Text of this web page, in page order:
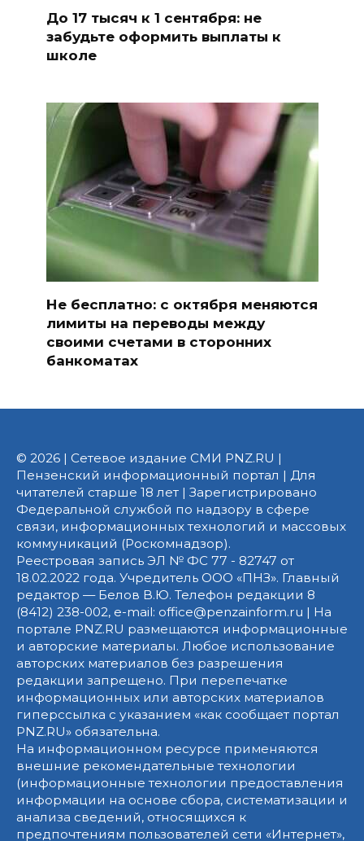
До 17 тысяч к 1 сентября: не
забудьте оформить выплаты к
школе
Не бесплатно: с октября меняются
лимиты на переводы между
своими счетами в сторонних
банкоматах
© 2026 | Сетевое издание СМИ PNZ.RU |
Пензенский информационный портал | Для
читателей старше 18 лет | Зарегистрировано
Федеральной службой по надзору в сфере
связи, информационных технологий и массовых
коммуникаций (Роскомнадзор).
Реестровая запись ЭЛ № ФС 77 - 82747 от
18.02.2022 года. Учредитель ООО «ПНЗ». Главный
редактор — Белов В.Ю. Телефон редакции 8
(8412) 238-002, e-mail: office@penzainform.ru | На
портале PNZ.RU размещаются информационные
и авторские материалы. Любое использование
авторских материалов без разрешения
редакции запрещено. При перепечатке
информационных или авторских материалов
гиперссылка с указанием «как сообщает портал
PNZ.RU» обязательна.
На информационном ресурсе применяются
внешние рекомендательные технологии
(информационные технологии предоставления
информации на основе сбора, систематизации и
анализа сведений, относящихся к
предпочтениям пользователей сети «Интернет»,